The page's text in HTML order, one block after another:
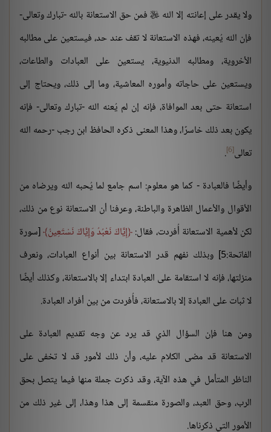
ولا يقدر على إعانته إلا الله  فمن حق الاستعانة بالله -تبارك وتعالى-
فإن الله يُعينه، فهذه الاستعانة لا تقف عند حد، فيستعين على مطالبه
الأخروية، ومطالبه الدنيوية، يستعين على العبادات والطاعات،
ويستعين على حاجاته وأموره المعاشية، وما إلى ذلك، ويحتاج إلى
استعانة حتى بعد الموافاة، فإنه إن لم يُعنه الله -تبارك وتعالى- فإنه
يكون بعد ذلك خاسرًا، وهذا المعنى ذكره الحافظ ابن رجب -رحمه الله
تعالى[6]
.
وأيضًا فالعبادة - كما هو معلوم: اسم جامع لما يُحبه الله ويرضاه من
الأقوال والأعمال الظاهرة والباطنة، وعرفنا أن الاستعانة نوع من ذلك،
لكن لأهمية الاستعانة أُفردت، فقال: إِيَّاكَ نَعْبُدُ وَإِيَّاكَ نَسْتَعِينُ [سورة
الفاتحة:5] وبذلك نفهم قدر الاستعانة بين أنواع العبادات، ونعرف
منزلتها، فإنه لا استقامة على العبادة ابتداء إلا بالاستعانة، وكذلك أيضًا
لا ثبات على العبادة إلا بالاستعانة، فأُفردت من بين أفراد العبادة.
ومن هنا فإن السؤال الذي قد يرد عن وجه تقديم العبادة على
الاستعانة قد مضى الكلام عليه، وأن ذلك لأمور قد لا تخفى على
الناظر المتأمل في هذه الآية، وقد ذكرت جملة منها فيما يتصل بحق
الرب، وحق العبد، والصورة منقسمة إلى هذا وهذا، إلى غير ذلك من
الأمور التي ذكرناها.